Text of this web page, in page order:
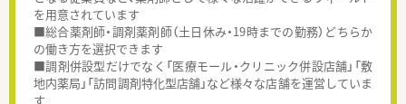
を用意されています
■総合薬剤師・調剤薬剤師（土日休み・19時までの勤務）どちらか
の働き方を選択できます
■調剤併設型だけでなく「医療モール・クリニック併設店舗」「敷
地内薬局」「訪問調剤特化型店舗」など様々な店舗を運営していま
す